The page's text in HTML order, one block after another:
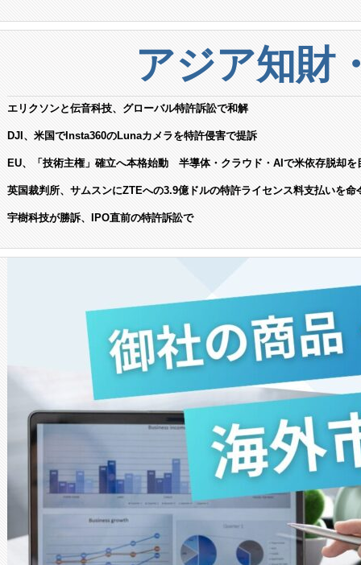
アジア知財
エリクソンと伝音科技、グローバル特許訴訟で和解
DJI、米国でInsta360のLunaカメラを特許侵害で提訴
EU、「技術主権」確立へ本格始動 半導体・クラウド・AIで米依存脱却を
英国裁判所、サムスンにZTEへの3.9億ドルの特許ライセンス料支払いを命
宇樹科技が勝訴、IPO直前の特許訴訟で